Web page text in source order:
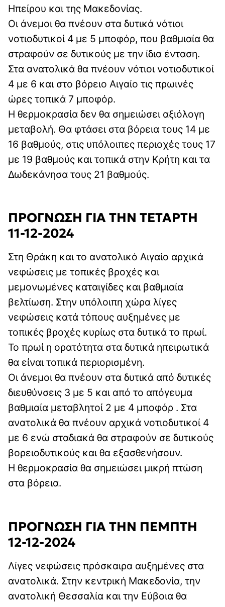
Ηπείρου και της Μακεδονίας.
Οι άνεμοι θα πνέουν στα δυτικά νότιοι
νοτιοδυτικοί 4 με 5 μποφόρ, που βαθμιαία θα
στραφούν σε δυτικούς με την ίδια ένταση.
Στα ανατολικά θα πνέουν νότιοι νοτιοδυτικοί
4 με 6 και στο βόρειο Αιγαίο τις πρωινές
ώρες τοπικά 7 μποφόρ.
Η θερμοκρασία δεν θα σημειώσει αξιόλογη
μεταβολή. Θα φτάσει στα βόρεια τους 14 με
16 βαθμούς, στις υπόλοιπες περιοχές τους 17
με 19 βαθμούς και τοπικά στην Κρήτη και τα
Δωδεκάνησα τους 21 βαθμούς.
ΠΡΟΓΝΩΣΗ ΓΙΑ ΤΗΝ ΤΕΤΑΡΤΗ
11-12-2024
Στη Θράκη και το ανατολικό Αιγαίο αρχικά
νεφώσεις με τοπικές βροχές και
μεμονωμένες καταιγίδες και βαθμιαία
βελτίωση. Στην υπόλοιπη χώρα λίγες
νεφώσεις κατά τόπους αυξημένες με
τοπικές βροχές κυρίως στα δυτικά το πρωί.
Το πρωί η ορατότητα στα δυτικά ηπειρωτικά
θα είναι τοπικά περιορισμένη.
Οι άνεμοι θα πνέουν στα δυτικά από δυτικές
διευθύνσεις 3 με 5 και από το απόγευμα
βαθμιαία μεταβλητοί 2 με 4 μποφόρ . Στα
ανατολικά θα πνέουν αρχικά νοτιοδυτικοί 4
με 6 ενώ σταδιακά θα στραφούν σε δυτικούς
βορειοδυτικούς και θα εξασθενήσουν.
Η θερμοκρασία θα σημειώσει μικρή πτώση
στα βόρεια.
ΠΡΟΓΝΩΣΗ ΓΙΑ ΤΗΝ ΠΕΜΠΤΗ
12-12-2024
Λίγες νεφώσεις πρόσκαιρα αυξημένες στα
ανατολικά. Στην κεντρική Μακεδονία, την
ανατολική Θεσσαλία και την Εύβοια θα